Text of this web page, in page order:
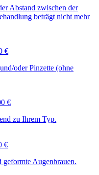
Abstand zwischen der
beträgt nicht mehr
€
oder Pinzette (ohne
€
zu Ihrem Typ.
€
Augenbrauen.